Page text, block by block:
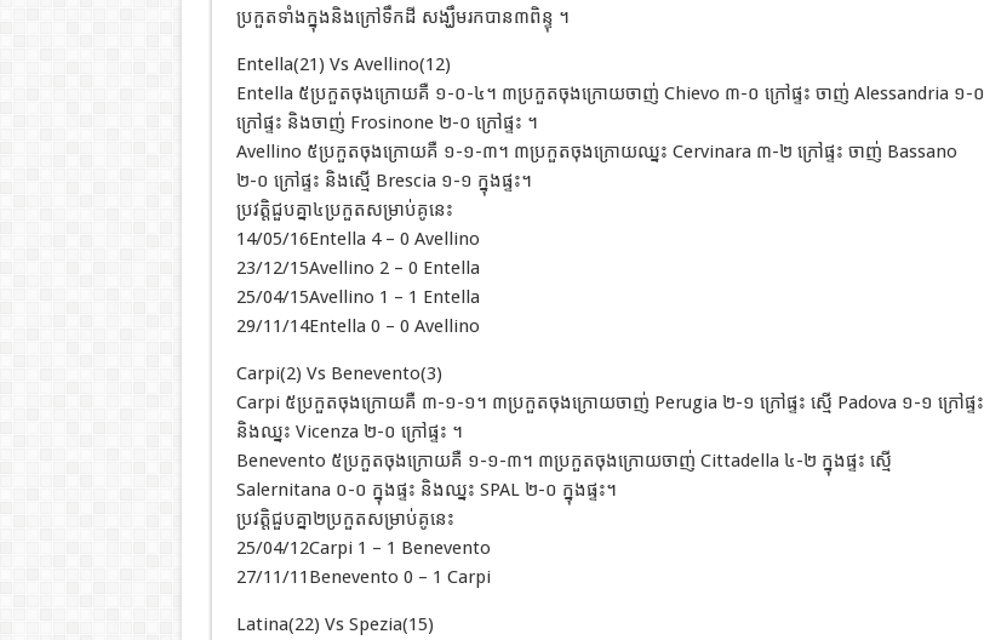
ប្រកួតទាំងក្នុងនិងក្រៅទឹកដី សង្ឃឹមរកបាន៣ពិន្ទុ ។
Entella(21) Vs Avellino(12)
Entella ៥ប្រកួតចុងក្រោយគឺ ១-០-៤។ ៣ប្រកួតចុងក្រោយចាញ់ Chievo ៣-០ ក្រៅផ្ទះ ចាញ់ Alessandria ១-០
ក្រៅផ្ទះ និងចាញ់ Frosinone ២-០ ក្រៅផ្ទះ ។
Avellino ៥ប្រកួតចុងក្រោយគឺ ១-១-៣។ ៣ប្រកួតចុងក្រោយឈ្នះ Cervinara ៣-២ ក្រៅផ្ទះ ចាញ់ Bassano
២-០ ក្រៅផ្ទះ និងស្មើ Brescia ១-១ ក្នុងផ្ទះ។
ប្រវត្តិជួបគ្នា៤ប្រកួតសម្រាប់គូនេះ
14/05/16Entella 4 – 0 Avellino
23/12/15Avellino 2 – 0 Entella
25/04/15Avellino 1 – 1 Entella
29/11/14Entella 0 – 0 Avellino
Carpi(2) Vs Benevento(3)
Carpi ៥ប្រកួតចុងក្រោយគឺ ៣-១-១។ ៣ប្រកួតចុងក្រោយចាញ់ Perugia ២-១ ក្រៅផ្ទះ ស្មើ Padova ១-១ ក្រៅផ្ទះ
និងឈ្នះ Vicenza ២-០ ក្រៅផ្ទះ ។
Benevento ៥ប្រកួតចុងក្រោយគឺ ១-១-៣។ ៣ប្រកួតចុងក្រោយចាញ់ Cittadella ៤-២ ក្នុងផ្ទះ ស្មើ
Salernitana ០-០ ក្នុងផ្ទះ និងឈ្នះ SPAL ២-០ ក្នុងផ្ទះ។
ប្រវត្តិជួបគ្នា២ប្រកួតសម្រាប់គូនេះ
25/04/12Carpi 1 – 1 Benevento
27/11/11Benevento 0 – 1 Carpi
Latina(22) Vs Spezia(15)